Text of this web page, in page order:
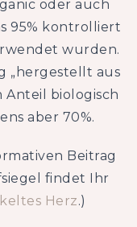
oder auch
95% kontrolliert
wurden.
„hergestellt aus
Anteil biologisch
aber 70%.
Beitrag
findet Ihr
Herz.)